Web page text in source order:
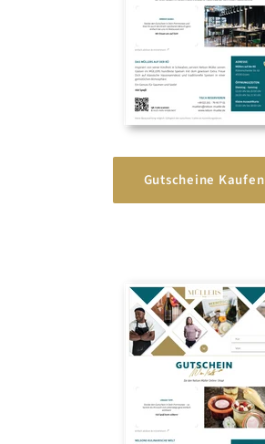
Gutscheine Kaufen